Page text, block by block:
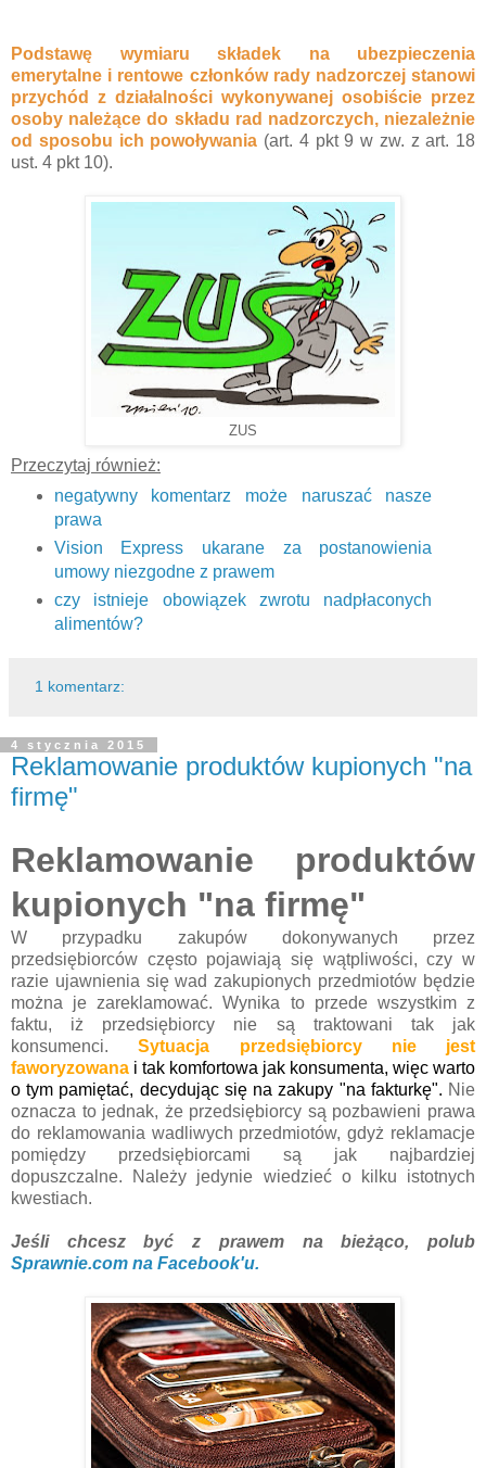
Podstawę wymiaru składek na ubezpieczenia
emerytalne i rentowe członków rady nadzorczej stanowi
przychód z działalności wykonywanej osobiście przez
osoby należące do składu rad nadzorczych, niezależnie
od sposobu ich powoływania (art. 4 pkt 9 w zw. z art. 18
ust. 4 pkt 10).
ZUS
Przeczytaj również:
negatywny komentarz może naruszać nasze
prawa
Vision Express ukarane za postanowienia
umowy niezgodne z prawem
czy istnieje obowiązek zwrotu nadpłaconych
alimentów?
1 komentarz:
4 stycznia 2015
Reklamowanie produktów kupionych "na
firmę"
Reklamowanie produktów
kupionych "na firmę"
W przypadku zakupów dokonywanych przez
przedsiębiorców często pojawiają się wątpliwości, czy w
razie ujawnienia się wad zakupionych przedmiotów będzie
można je zareklamować. Wynika to przede wszystkim z
faktu, iż przedsiębiorcy nie są traktowani tak jak
konsumenci.Sytuacja przedsiębiorcy nie jest
faworyzowana i tak komfortowa jak konsumenta, więc warto
o tym pamiętać, decydując się na zakupy "na fakturkę". Nie
oznacza to jednak, że przedsiębiorcy są pozbawieni prawa
do reklamowania wadliwych przedmiotów, gdyż reklamacje
pomiędzy przedsiębiorcami są jak najbardziej
dopuszczalne. Należy jedynie wiedzieć o kilku istotnych
kwestiach.
Jeśli chcesz być z prawem na bieżąco, polub
Sprawnie.com na Facebook'u.